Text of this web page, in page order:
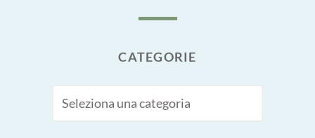
CATEGORIE